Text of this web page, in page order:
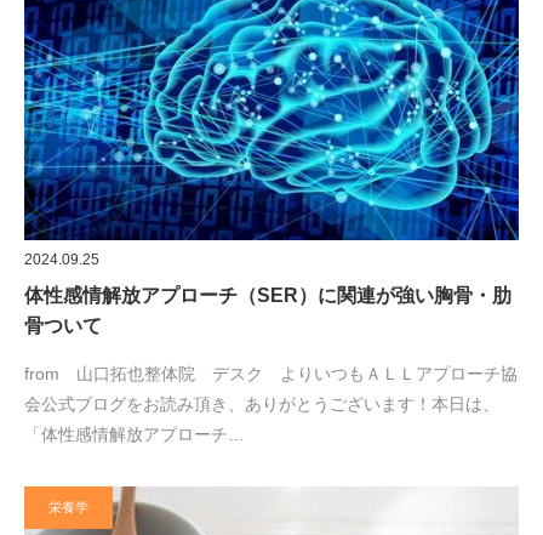
2024.09.25
体性感情解放アプローチ（SER）に関連が強い胸骨・肋
骨ついて
from 山口拓也整体院 デスク よりいつもＡＬＬアプローチ協
会公式ブログをお読み頂き、ありがとうございます！本日は、
「体性感情解放アプローチ…
栄養学